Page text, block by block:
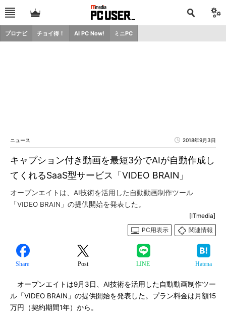
プロナビ チョイ得！ AI PC Now! ミニPC
ニュース 2018年9月3日
キャプション付き動画を最短3分でAIが自動作成し
てくれるSaaS型サービス「VIDEO BRAIN」
オープンエイトは、AI技術を活用した自動動画制作ツール
「VIDEO BRAIN」の提供開始を発表した。
[ITmedia]
PC用表示
関連情報
Share Post LINE Hatena
オープンエイトは9月3日、AI技術を活用した自動動画制作ツー
ル「VIDEO BRAIN」の提供開始を発表した。プラン料金は月額15
万円（契約期間1年）から。